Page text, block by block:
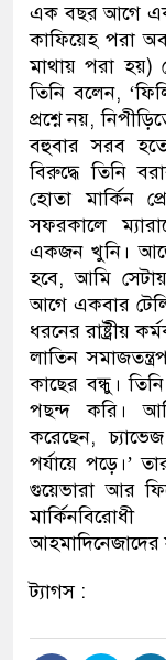
এক বছর আগে এক
কাফিয়েহ পরা
মাথায় পরা হয়)
তিনি বলেন,
প্রশ্নে নয়,
বহুবার সরব হতে
বিরুদ্ধে তিনি
হোতা মার্কিন
সফরকালে
একজন খুনি।
হবে, আমি সেটায়
আগে একবার
ধরনের রাষ্ট্রীয়
লাতিন
কাছের বন্ধু।
পছন্দ করি।
করেছেন,
পর্যায়ে পড়ে।’
গুয়েভারা আর
আহমাদিনেজাদের
ট্যাগস :